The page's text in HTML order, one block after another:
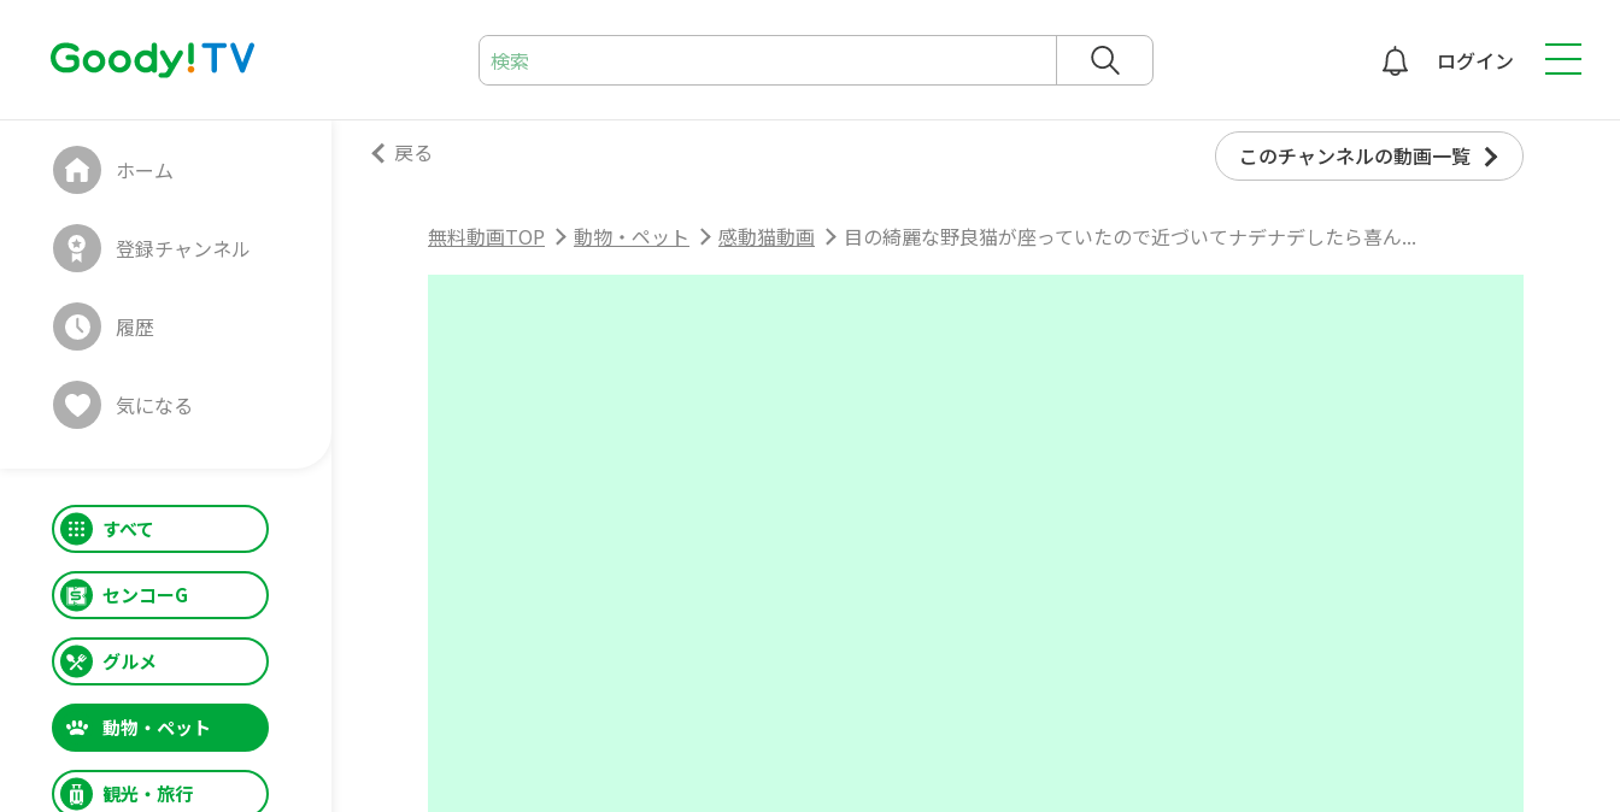
ログイン
ホーム
登録チャンネル
履歴
気になる
すべて
センコーG
グルメ
動物・ペット
観光・旅行
戻る このチャンネルの動画一覧
無料動画TOP 動物・ペット 感動猫動画 目の綺麗な野良猫が座っていたので近づいてナデナデしたら喜ん...